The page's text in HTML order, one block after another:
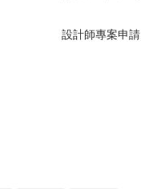
設計師專案申請